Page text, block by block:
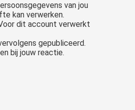
van jou
kan verwerken.
dit account verwerkt
gepubliceerd.
bij jouw reactie.